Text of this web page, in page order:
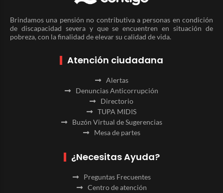
Brindamos una pensión no contributiva a personas en condición
de discapacidad severa y que se encuentren en situación de
pobreza, con la finalidad de elevar su calidad de vida.
Atención ciudadana
Alertas
Denuncias Anticorrupción
Directorio
TUPA MIDIS
Buzón Virtual de Sugerencias
Mesa de partes
¿Necesitas Ayuda?
Preguntas Frecuentes
Centro de atención